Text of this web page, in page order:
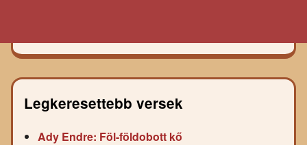
Legkeresettebb versek
Ady Endre: Föl-földobott kő